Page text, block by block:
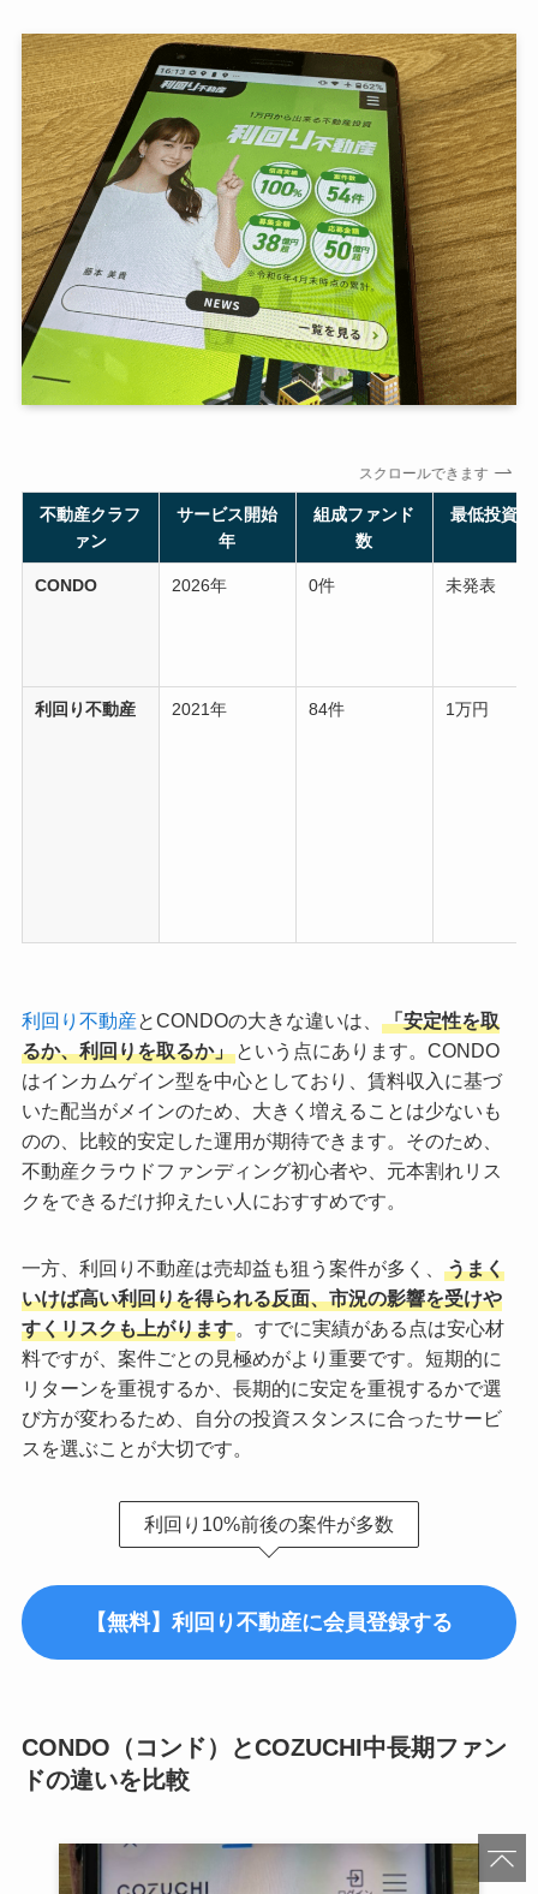
スクロールできます
不動産クラフ
ァン
サービス開始
年
組成ファンド
数
最低投資金
CONDO 2026年 0件 未発表
利回り不動産 2021年 84件 1万円
利回り不動産とCONDOの大きな違いは、
「安定性を取
るか、利回りを取るか」という点にあります。CONDO
はインカムゲイン型を中心としており、賃料収入に基づ
いた配当がメインのため、大きく増えることは少ないも
のの、比較的安定した運用が期待できます。そのため、
不動産クラウドファンディング初心者や、元本割れリス
クをできるだけ抑えたい人におすすめです。
一方、利回り不動産は売却益も狙う案件が多く、
うまく
いけば高い利回りを得られる反面、市況の影響を受けや
すくリスクも上がります。すでに実績がある点は安心材
料ですが、案件ごとの見極めがより重要です。短期的に
リターンを重視するか、長期的に安定を重視するかで選
び方が変わるため、自分の投資スタンスに合ったサービ
スを選ぶことが大切です。
利回り10%前後の案件が多数
【無料】利回り不動産に会員登録する
CONDO（コンド）とCOZUCHI中長期ファン
ドの違いを比較